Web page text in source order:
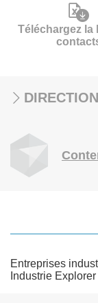
Téléchargez la
Entreprises
Industrie Explorer